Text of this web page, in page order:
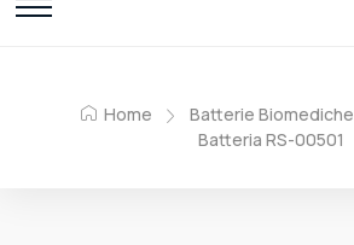
Home Batterie Biomediche
Batteria RS-00501